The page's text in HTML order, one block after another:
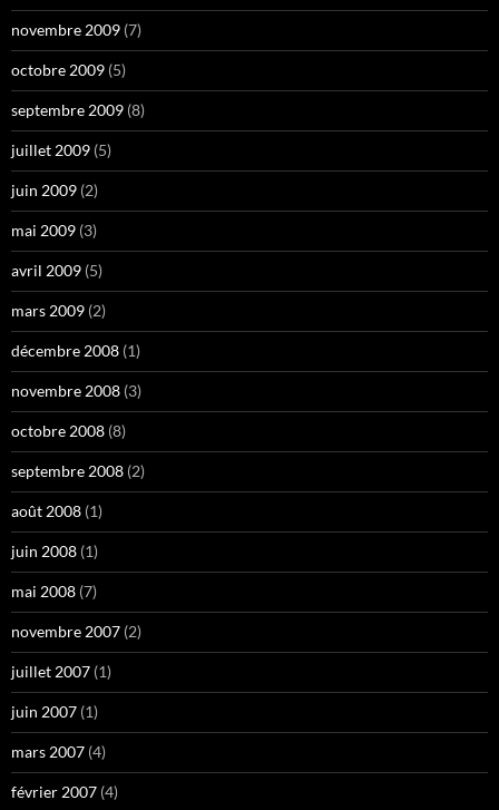
novembre 2009 (7)
octobre 2009 (5)
septembre 2009 (8)
juillet 2009 (5)
juin 2009 (2)
mai 2009 (3)
avril 2009 (5)
mars 2009 (2)
décembre 2008 (1)
novembre 2008 (3)
octobre 2008 (8)
septembre 2008 (2)
août 2008 (1)
juin 2008 (1)
mai 2008 (7)
novembre 2007 (2)
juillet 2007 (1)
juin 2007 (1)
mars 2007 (4)
février 2007 (4)